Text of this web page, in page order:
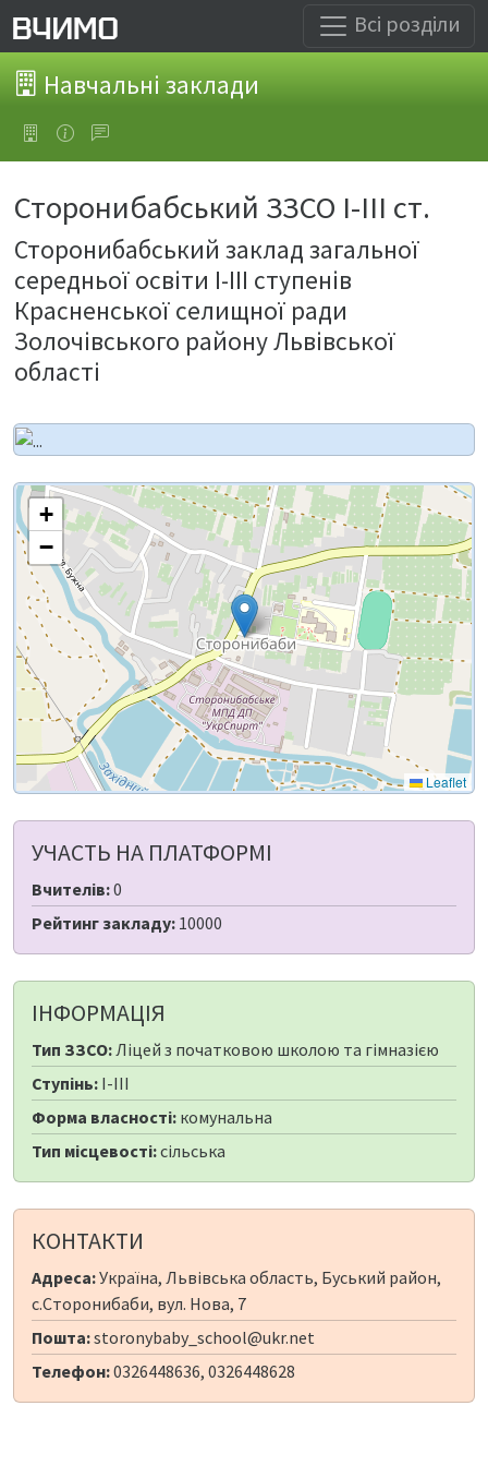
Всі розділи
Навчальні заклади
Сторонибабський ЗЗСО І-ІІІ ст.
Сторонибабський заклад загальної
середньої освіти І-ІІІ ступенів
Красненської селищної ради
Золочівського району Львівської
області
+
−
Leaflet
УЧАСТЬ НА ПЛАТФОРМІ
Вчителів:0
Рейтинг закладу: 10000
ІНФОРМАЦІЯ
Тип ЗЗСО:Ліцей з початковою школою та гімназією
Ступінь: I-III
Форма власності: комунальна
Тип місцевості:сільська
КОНТАКТИ
Адреса:Україна, Львівська область, Буський район,
с.Сторонибаби, вул. Нова, 7
Пошта:storonybaby_school@ukr.net
Телефон:0326448636, 0326448628